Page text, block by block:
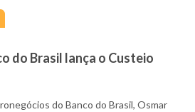
do Brasil lança o Custeio
do Banco do Brasil, Osmar